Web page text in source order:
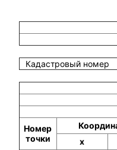
Кадастровый номер
Номер
точки
x